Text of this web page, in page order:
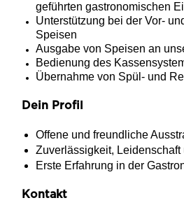
geführten gastronomischen
Unterstützung bei der Vor-
Speisen
Ausgabe von Speisen an
Bedienung des
Übernahme von Spül- und
Dein Profil
Offene und freundliche
Zuverlässigkeit, Leidenschaft
Erste Erfahrung in der
Kontakt